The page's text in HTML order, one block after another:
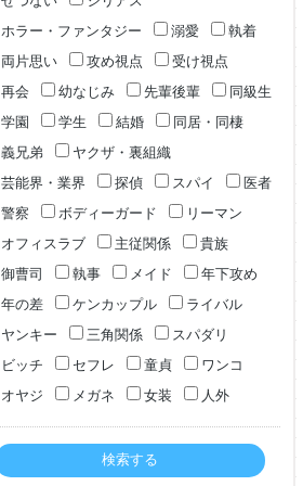
ホラー・ファンタジー
溺愛
執着
両片思い
攻め視点
受け視点
再会
幼なじみ 先輩後輩
同級生
学園
学生 結婚
同居・同棲
義兄弟
ヤクザ・裏組織
芸能界・業界
探偵 スパイ
医者
警察
ボディーガード
リーマン
オフィスラブ
主従関係
貴族
御曹司
執事 メイド
年下攻め
年の差
ケンカップル
ライバル
ヤンキー
三角関係
スパダリ
ビッチ
セフレ 童貞
ワンコ
オヤジ
メガネ 女装 人外
検索する